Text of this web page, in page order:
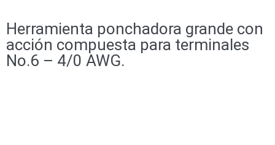
Ethernet y
Fibra Accesorios
para
Computadora
Herramienta ponchadora grande con
acción compuesta para terminales
No.6 – 4/0 AWG.